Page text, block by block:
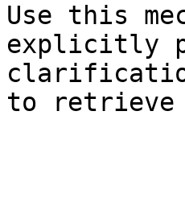
Use this
explicitly